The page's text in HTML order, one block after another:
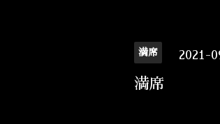
満席 2021-
満席